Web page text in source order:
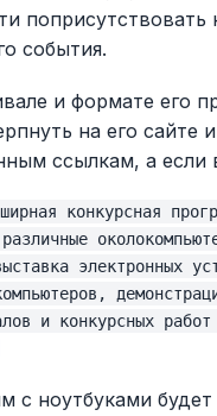
поприсутствовать
события.
и формате его
на его сайте
ссылкам, а если
конкурсная
электронных
и конкурсных
с ноутбуками будет